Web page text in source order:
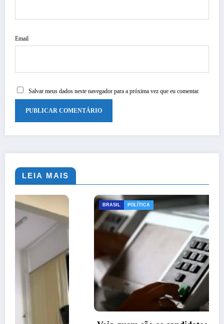
Email
Salvar meus dados neste navegador para a próxima vez que eu comentar.
LEIA MAIS
BRASIL